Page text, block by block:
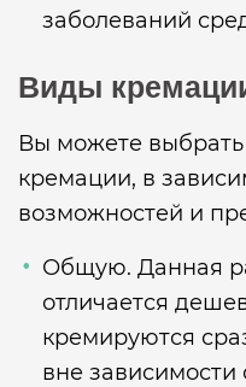
заболеваний
Виды
Вы можете
кремации, в
возможностей и
Общую. Данная
отличается
кремируются
вне зависимости